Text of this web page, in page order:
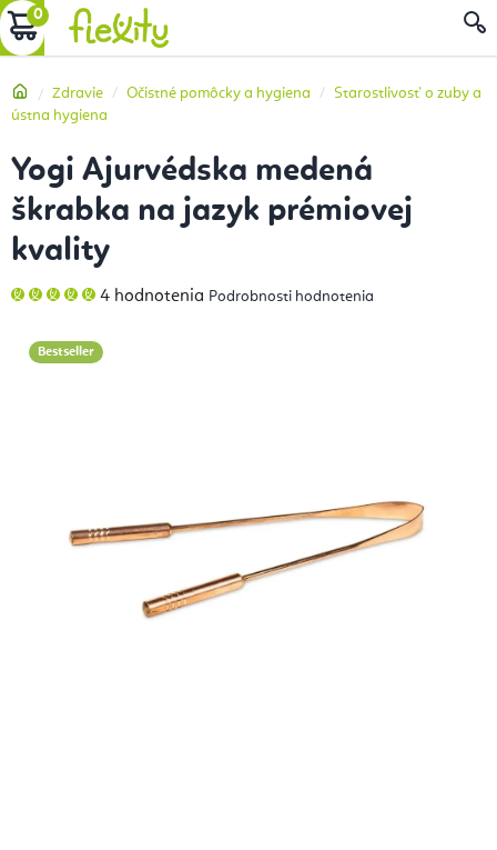
Prejsť
na
NÁKUPNÝ
Domov
Zdravie Očistné pomôcky a hygiena
Starostlivosť o zuby a
ústna hygiena
Yogi Ajurvédska medená
škrabka na jazyk prémiovej
kvality
Priemerné
hodnotenie
5,0
z
4 hodnotenia Podrobnosti hodnotenia
Bestseller